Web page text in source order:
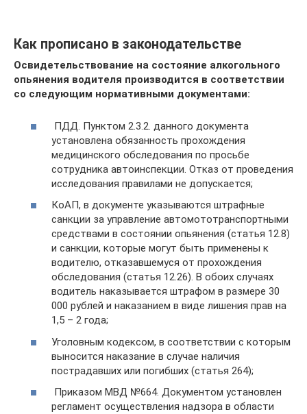
Как прописано в законодательстве
Освидетельствование на состояние алкогольного
опьянения водителя производится в соответствии
со следующим нормативными документами:
ПДД. Пунктом 2.3.2. данного документа
установлена обязанность прохождения
медицинского обследования по просьбе
сотрудника автоинспекции. Отказ от проведения
исследования правилами не допускается;
КоАП, в документе указываются штрафные
санкции за управление автомототранспортными
средствами в состоянии опьянения (статья 12.8)
и санкции, которые могут быть применены к
водителю, отказавшемуся от прохождения
обследования (статья 12.26). В обоих случаях
водитель наказывается штрафом в размере 30
000 рублей и наказанием в виде лишения прав на
1,5 – 2 года;
Уголовным кодексом, в соответствии с которым
выносится наказание в случае наличия
пострадавших или погибших (статья 264);
Приказом МВД №664. Документом установлен
регламент осуществления надзора в области